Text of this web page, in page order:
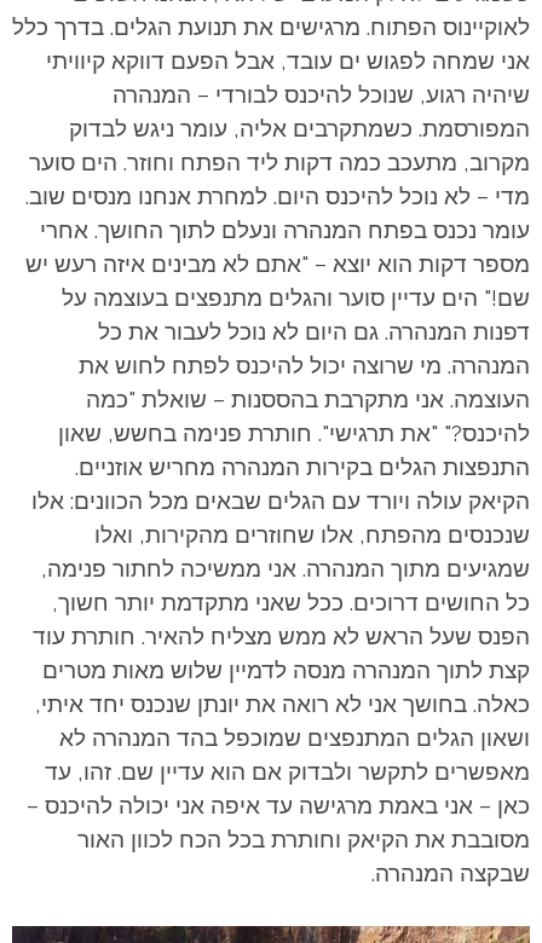
לאוקיינוס הפתוח. מרגישים את תנועת הגלים. בדרך כלל
אני שמחה לפגוש ים עובד, אבל הפעם דווקא קיוויתי
שיהיה רגוע, שנוכל להיכנס לבורדי – המנהרה
המפורסמת. כשמתקרבים אליה, עומר ניגש לבדוק
מקרוב, מתעכב כמה דקות ליד הפתח וחוזר. הים סוער
מדי – לא נוכל להיכנס היום. למחרת אנחנו מנסים שוב.
עומר נכנס בפתח המנהרה ונעלם לתוך החושך. אחרי
מספר דקות הוא יוצא – "אתם לא מבינים איזה רעש יש
שם!" הים עדיין סוער והגלים מתנפצים בעוצמה על
דפנות המנהרה. גם היום לא נוכל לעבור את כל
המנהרה. מי שרוצה יכול להיכנס לפתח לחוש את
העוצמה. אני מתקרבת בהססנות – שואלת "כמה
להיכנס?" "את תרגישי". חותרת פנימה בחשש, שאון
התנפצות הגלים בקירות המנהרה מחריש אוזניים.
הקיאק עולה ויורד עם הגלים שבאים מכל הכוונים: אלו
שנכנסים מהפתח, אלו שחוזרים מהקירות, ואלו
שמגיעים מתוך המנהרה. אני ממשיכה לחתור פנימה,
כל החושים דרוכים. ככל שאני מתקדמת יותר חשוך,
הפנס שעל הראש לא ממש מצליח להאיר. חותרת עוד
קצת לתוך המנהרה מנסה לדמיין שלוש מאות מטרים
כאלה. בחושך אני לא רואה את יונתן שנכנס יחד איתי,
ושאון הגלים המתנפצים שמוכפל בהד המנהרה לא
מאפשרים לתקשר ולבדוק אם הוא עדיין שם. זהו, עד
כאן – אני באמת מרגישה עד איפה אני יכולה להיכנס –
מסובבת את הקיאק וחותרת בכל הכח לכוון האור
שבקצה המנהרה.